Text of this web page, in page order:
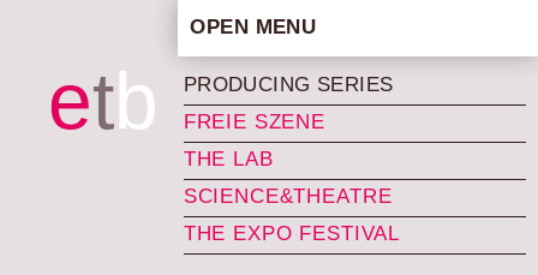
etb
OPEN MENU
ARTISTIC CONCEPT
STAFF
PRIVACY POLICY
SCHEDULE
SCHOOL WORKSHOPS
PRODUCING SERIES
FREIE SZENE
THE LAB
SCIENCE&THEATRE
THE EXPO FESTIVAL